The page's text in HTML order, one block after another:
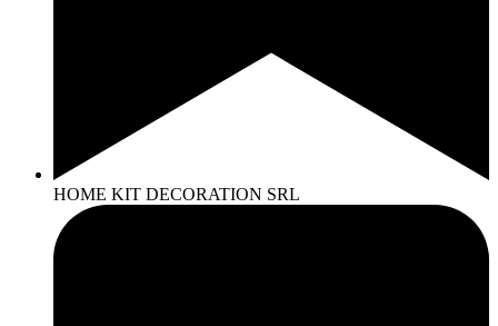
HOME KIT DECORATION SRL